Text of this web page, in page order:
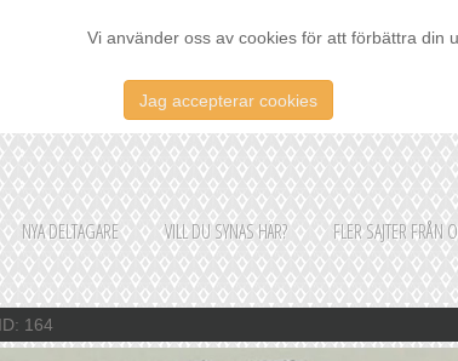
Vi använder oss av cookies för att förbättra din
Jag accepterar cookies
NYA DELTAGARE VILL DU SYNAS HÄR? FLER SAJTER FRÅN
164